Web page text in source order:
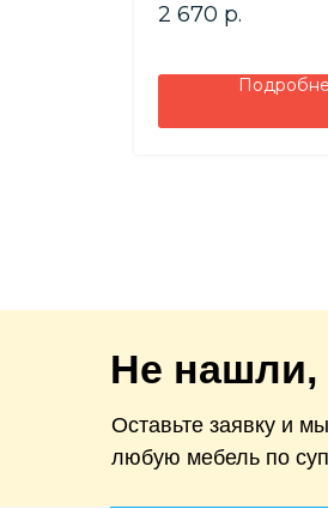
2 670 р.
Не нашли,
Оставьте заявку и
любую мебель по